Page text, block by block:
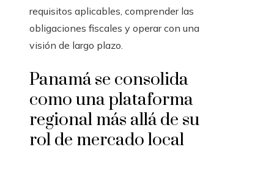
requisitos aplicables, comprender las
obligaciones fiscales y operar con una
visión de largo plazo.
Panamá se consolida
como una plataforma
regional más allá de su
rol de mercado local